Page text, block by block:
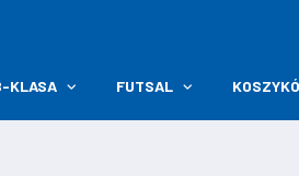
KLASA FUTSAL